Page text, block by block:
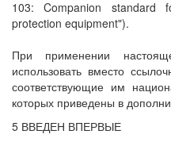
103: Companion standard
protection equipment").
При применении
использовать вместо
соответствующие им
которых приведены в
5 ВВЕДЕН ВПЕРВЫЕ